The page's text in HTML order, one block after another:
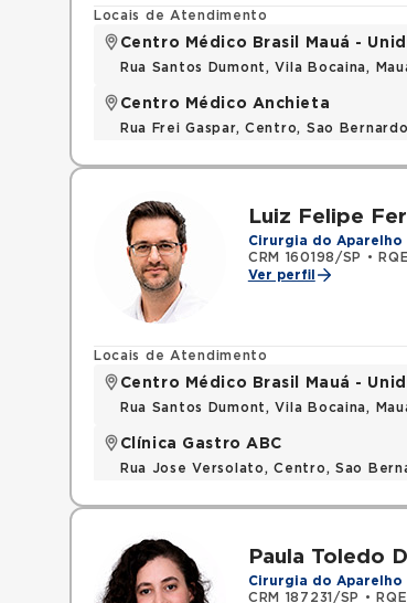
Locais de Atendimento
Centro Médico Brasil Mauá -
Rua Santos Dumont, Vila Bocaina,
Centro Médico Anchieta
Rua Frei Gaspar, Centro, Sao
Luiz Felipe
Cirurgia do Aparelho
CRM 160198/SP
•
Ver perfil
Locais de Atendimento
Centro Médico Brasil Mauá -
Rua Santos Dumont, Vila Bocaina,
Clínica Gastro ABC
Rua Jose Versolato, Centro, Sao
Paula Toledo
Cirurgia do Aparelho
CRM 187231/SP
•